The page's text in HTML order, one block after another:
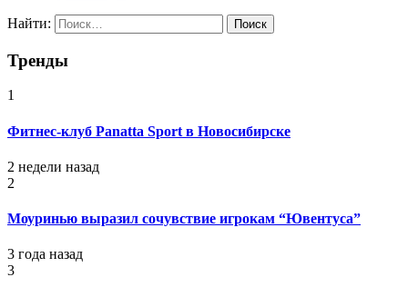
Найти:
Тренды
1
Фитнес-клуб Panatta Sport в Новосибирске
2 недели назад
2
Моуринью выразил сочувствие игрокам “Ювентуса”
3 года назад
3